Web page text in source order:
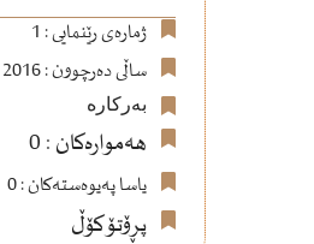
ژمارەی رێنمایی : 1
ساڵی دەرچوون : 2016
بەرکارە
هەموارەکان : 0
یاسا پەیوەستەکان : 0
پڕۆتۆکۆڵ